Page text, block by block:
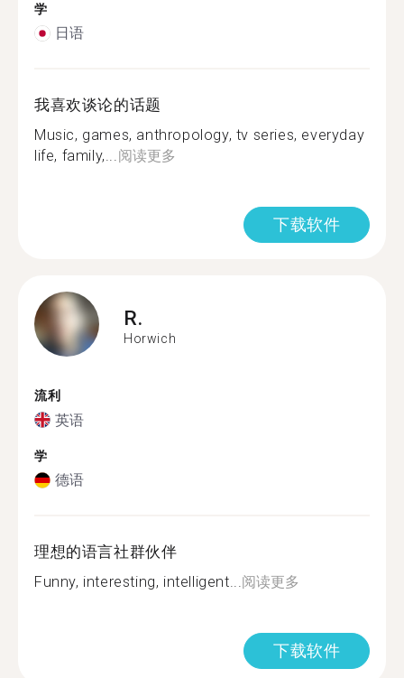
学
日语
我喜欢谈论的话题
Music, games, anthropology, tv series, everyday
life, family,...阅读更多
下载软件
R.
Horwich
流利
英语
学
德语
理想的语言社群伙伴
Funny, interesting, intelligent...阅读更多
下载软件